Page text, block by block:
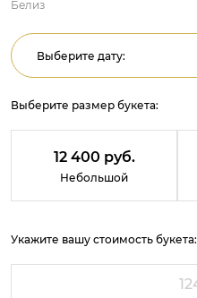
Белиз
Выберите дату:
Выберите размер букета:
12 400 руб.
Небольшой
Укажите вашу стоимость букета: